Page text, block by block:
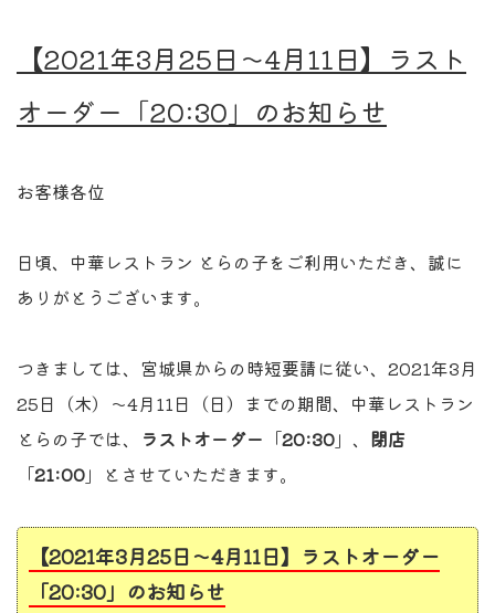
【2021年3月25日〜4月11日】ラスト
オーダー「20:30」のお知らせ
お客様各位
日頃、中華レストラン とらの子をご利用いただき、誠に
ありがとうございます。
つきましては、宮城県からの時短要請に従い、2021年3月
25日（木）〜4月11日（日）までの期間、中華レストラン
とらの子では、
ラストオーダー 「20:30」、 閉店
「21:00」とさせていただきます。
【2021年3月25日〜4月11日】ラストオーダー
「20:30」のお知らせ